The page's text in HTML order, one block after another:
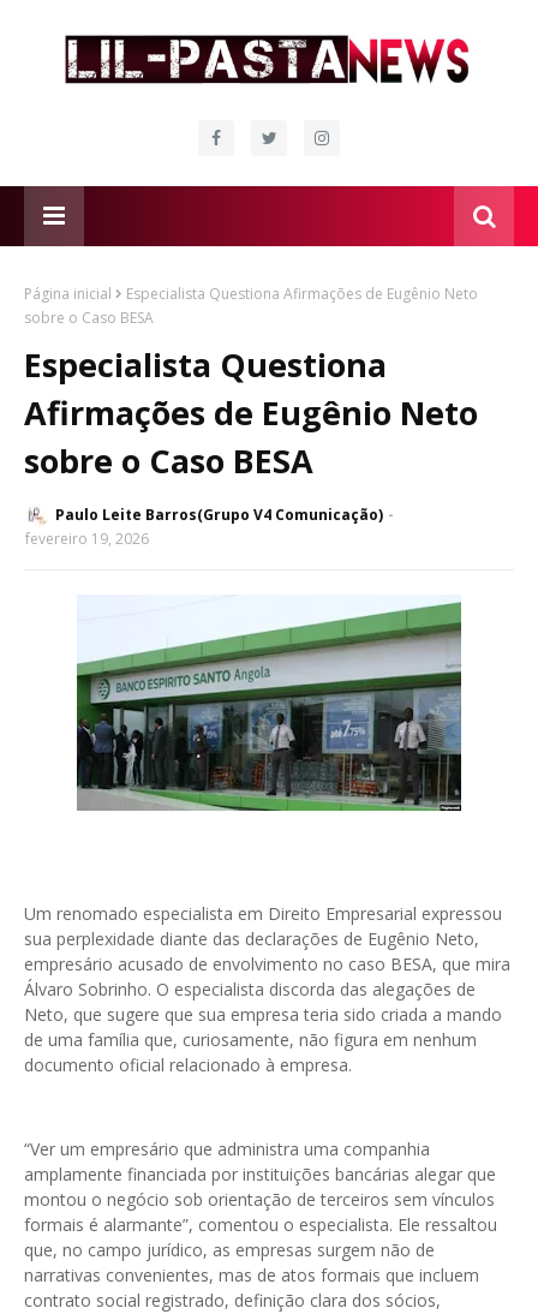
Página inicial
Especialista Questiona Afirmações de Eugênio Neto
sobre o Caso BESA
Especialista Questiona
Afirmações de Eugênio Neto
sobre o Caso BESA
Paulo Leite Barros(Grupo V4 Comunicação)
fevereiro 19, 2026
Um renomado especialista em Direito Empresarial expressou
sua perplexidade diante das declarações de Eugênio Neto,
empresário acusado de envolvimento no caso BESA, que mira
Álvaro Sobrinho. O especialista discorda das alegações de
Neto, que sugere que sua empresa teria sido criada a mando
de uma família que, curiosamente, não figura em nenhum
documento oficial relacionado à empresa.
“Ver um empresário que administra uma companhia
amplamente financiada por instituições bancárias alegar que
montou o negócio sob orientação de terceiros sem vínculos
formais é alarmante”, comentou o especialista. Ele ressaltou
que, no campo jurídico, as empresas surgem não de
narrativas convenientes, mas de atos formais que incluem
contrato social registrado, definição clara dos sócios,